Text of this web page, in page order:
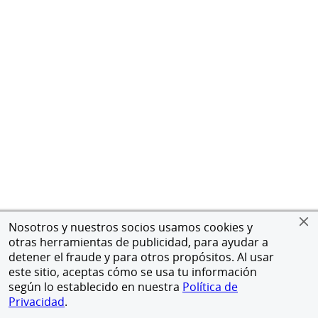
Nosotros y nuestros socios usamos cookies y
otras herramientas de publicidad, para ayudar a
detener el fraude y para otros propósitos. Al usar
este sitio, aceptas cómo se usa tu información
según lo establecido en nuestra Política de
Privacidad.